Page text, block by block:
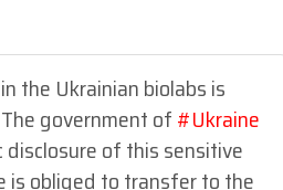
the Ukrainian biolabs is
government of#Ukraine
of this sensitive
is obliged to transfer to the